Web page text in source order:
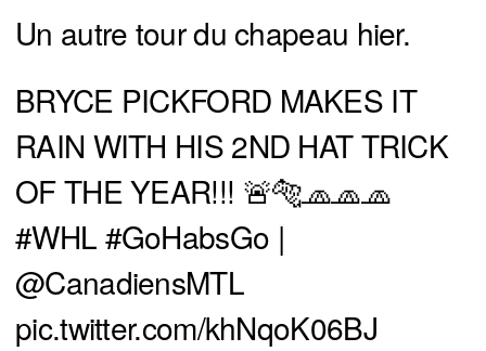
Un autre tour du chapeau hier.
BRYCE PICKFORD MAKES IT
RAIN WITH HIS 2ND HAT TRICK
OF THE YEAR!!! 🚨🐅🧢🧢🧢
#WHL #GoHabsGo |
@CanadiensMTL
pic.twitter.com/khNqoK06BJ